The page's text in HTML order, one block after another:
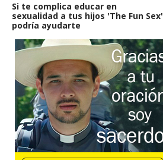
Si te complica educar en
sexualidad a tus hijos 'The Fun Sex'
podría ayudarte